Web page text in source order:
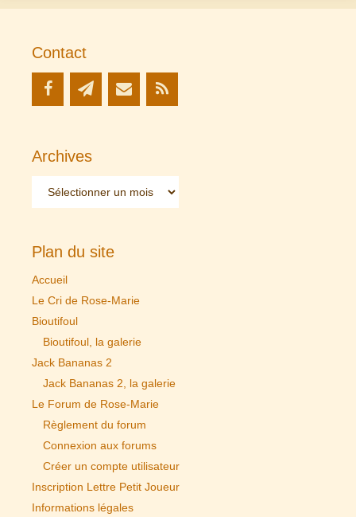
Contact
Archives
Plan du site
Accueil
Le Cri de Rose-Marie
Bioutifoul
Bioutifoul, la galerie
Jack Bananas 2
Jack Bananas 2, la galerie
Le Forum de Rose-Marie
Règlement du forum
Connexion aux forums
Créer un compte utilisateur
Inscription Lettre Petit Joueur
Informations légales